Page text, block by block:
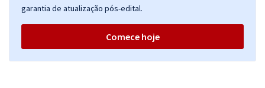
garantia de atualização pós-edital.
Comece hoje